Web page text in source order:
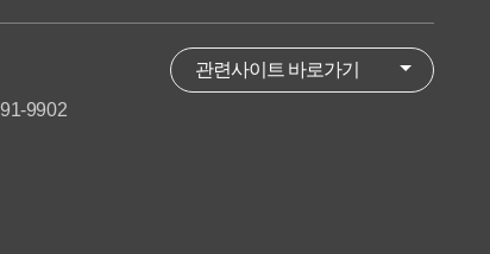
9902
관련사이트 바로가기